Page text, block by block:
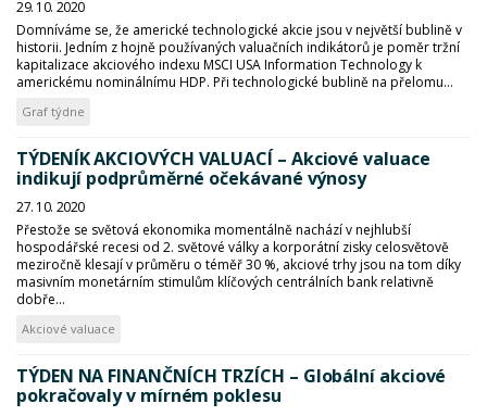
29. 10. 2020
Domníváme se, že americké technologické akcie jsou v největší bublině v
historii. Jedním z hojně používaných valuačních indikátorů je poměr tržní
kapitalizace akciového indexu MSCI USA Information Technology k
americkému nominálnímu HDP. Při technologické bublině na přelomu...
Graf týdne
TÝDENÍK AKCIOVÝCH VALUACÍ – Akciové valuace
indikují podprůměrné očekávané výnosy
27. 10. 2020
Přestože se světová ekonomika momentálně nachází v nejhlubší
hospodářské recesi od 2. světové války a korporátní zisky celosvětově
meziročně klesají v průměru o téměř 30 %, akciové trhy jsou na tom díky
masivním monetárním stimulům klíčových centrálních bank relativně
dobře...
Akciové valuace
TÝDEN NA FINANČNÍCH TRZÍCH – Globální akciové
pokračovaly v mírném poklesu